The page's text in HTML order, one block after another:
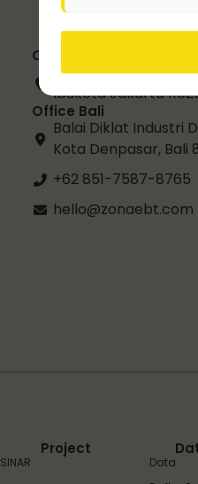
Office Jakarta
Jl. Pesanggrahan
Ibukota Jakarta
Office Bali
Balai Diklat Industri
Kota Denpasar, Bali
+62 851-7587-8765
hello@zonaebt.com
Project
SINAR
Data